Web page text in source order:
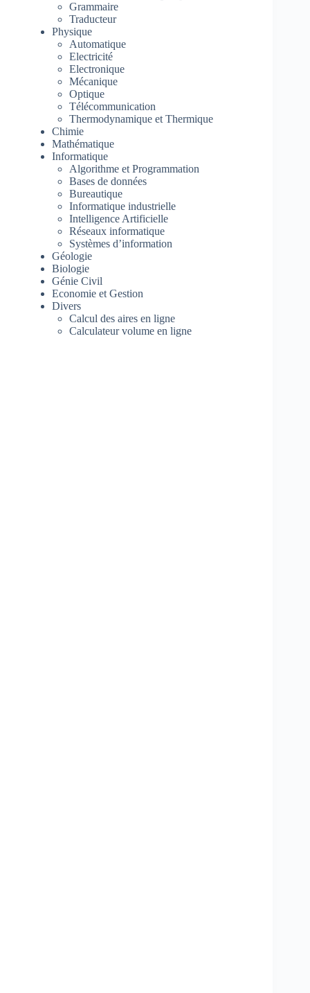
Grammaire
Traducteur
Physique
Automatique
Electricité
Electronique
Mécanique
Optique
Télécommunication
Thermodynamique et Thermique
Chimie
Mathématique
Informatique
Algorithme et Programmation
Bases de données
Bureautique
Informatique industrielle
Intelligence Artificielle
Réseaux informatique
Systèmes d’information
Géologie
Biologie
Génie Civil
Economie et Gestion
Divers
Calcul des aires en ligne
Calculateur volume en ligne